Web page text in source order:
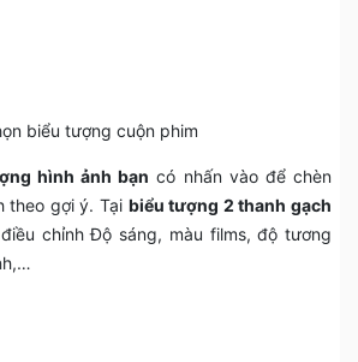
biểu tượng cuộn phim
hình ảnh bạn có nhấn vào để chèn
theo gợi ý. Tại biểu tượng 2 thanh gạch
chỉnh Độ sáng, màu films, độ tương